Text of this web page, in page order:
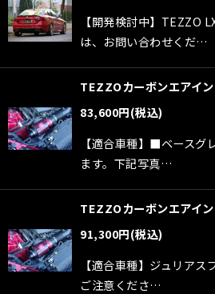
【開発検討中】TEZZO
は、お問い合わせくだ…
TEZZOカーボンエアイ
83,600円(税込)
【適合車種】■ベース
ます。下記写真…
TEZZOカーボンエアイ
91,300円(税込)
【適合車種】ジュリア
ご注意くださ…